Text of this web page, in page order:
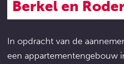
Berkel en
In opdracht van de
een appartementengebouw